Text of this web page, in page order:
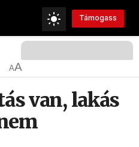
Támogass
AA
van, lakás